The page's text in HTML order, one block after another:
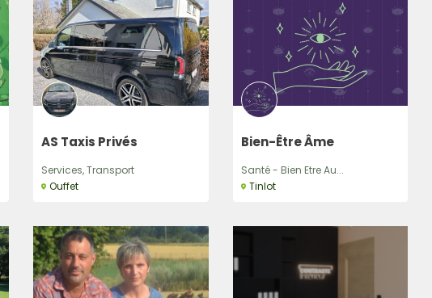
AS Taxis Privés
Services, Transport
Ouffet
Bien-Être Âme
Santé - Bien Etre Au...
Tinlot